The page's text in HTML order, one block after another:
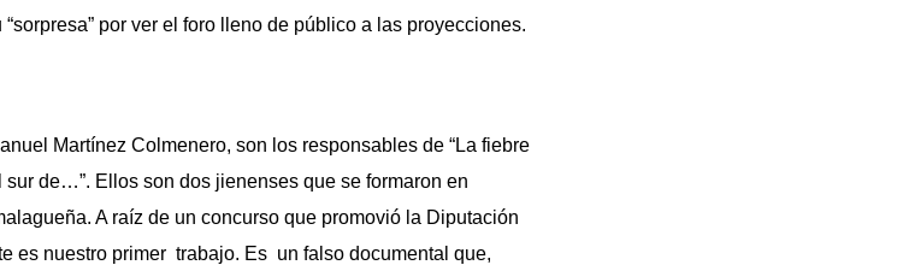
por ver el foro lleno de público a las proyecciones.
Martínez Colmenero, son los responsables de “La fiebre
sur de…”. Ellos son dos jienenses que se formaron en
A raíz de un concurso que promovió la Diputación
es nuestro primer trabajo. Es un falso documental que,